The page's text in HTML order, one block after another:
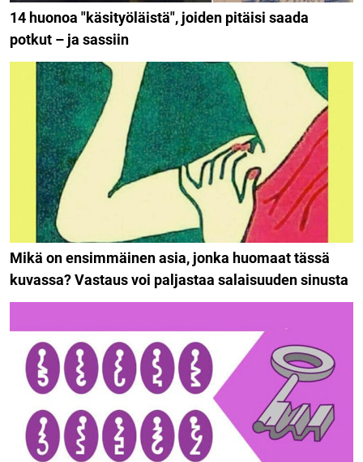
14 huonoa "käsityöläistä", joiden pitäisi saada
potkut – ja sassiin
Mikä on ensimmäinen asia, jonka huomaat tässä
kuvassa? Vastaus voi paljastaa salaisuuden sinusta